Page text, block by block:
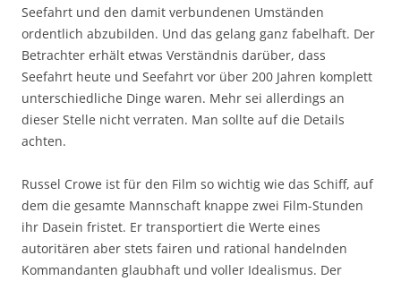
Seefahrt und den damit verbundenen Umständen
ordentlich abzubilden. Und das gelang ganz fabelhaft. Der
Betrachter erhält etwas Verständnis darüber, dass
Seefahrt heute und Seefahrt vor über 200 Jahren komplett
unterschiedliche Dinge waren. Mehr sei allerdings an
dieser Stelle nicht verraten. Man sollte auf die Details
achten.
Russel Crowe ist für den Film so wichtig wie das Schiff, auf
dem die gesamte Mannschaft knappe zwei Film-Stunden
ihr Dasein fristet. Er transportiert die Werte eines
autoritären aber stets fairen und rational handelnden
Kommandanten glaubhaft und voller Idealismus. Der